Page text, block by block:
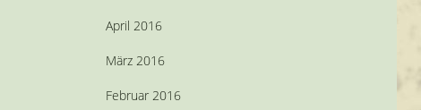
April 2016
März 2016
Februar 2016